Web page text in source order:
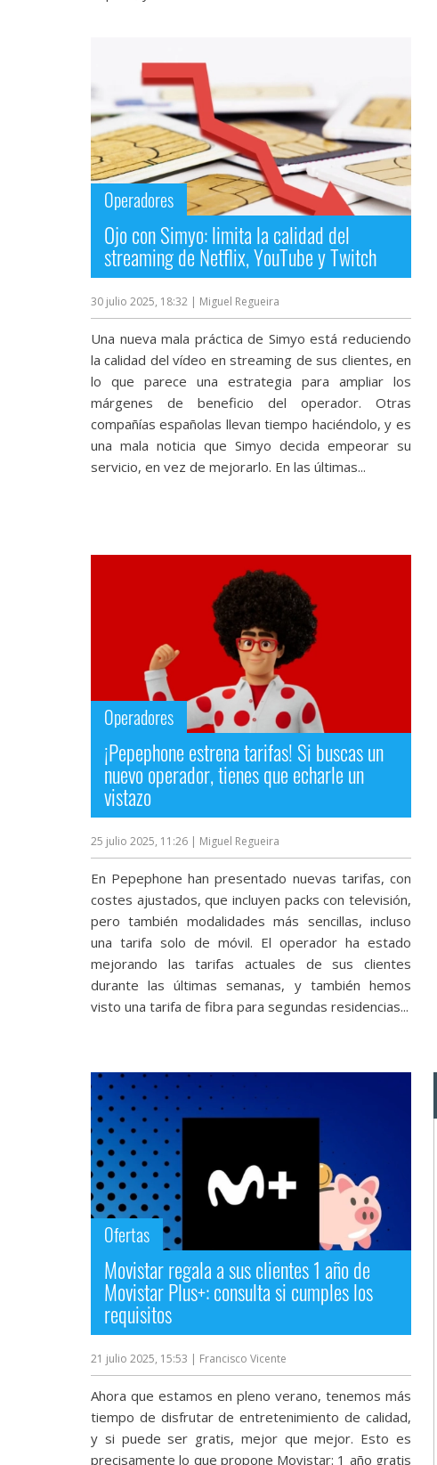
comparativas,
Operadores
Ojo con Simyo: limita la calidad del
streaming de Netflix, YouTube y Twitch
30 julio 2025, 18:32 | Miguel Regueira
Una nueva mala práctica de Simyo está reduciendo
la calidad del vídeo en streaming de sus clientes, en
lo que parece una estrategia para ampliar los
márgenes de beneficio del operador. Otras
compañías españolas llevan tiempo haciéndolo, y es
una mala noticia que Simyo decida empeorar su
servicio, en vez de mejorarlo. En las últimas...
Operadores
¡Pepephone estrena tarifas! Si buscas un
nuevo operador, tienes que echarle un
vistazo
25 julio 2025, 11:26 | Miguel Regueira
En Pepephone han presentado nuevas tarifas, con
costes ajustados, que incluyen packs con televisión,
pero también modalidades más sencillas, incluso
una tarifa solo de móvil. El operador ha estado
mejorando las tarifas actuales de sus clientes
durante las últimas semanas, y también hemos
visto una tarifa de fibra para segundas residencias...
Ofertas
Movistar regala a sus clientes 1 año de
Movistar Plus+: consulta si cumples los
requisitos
21 julio 2025, 15:53 | Francisco Vicente
Ahora que estamos en pleno verano, tenemos más
tiempo de disfrutar de entretenimiento de calidad,
y si puede ser gratis, mejor que mejor. Esto es
precisamente lo que propone Movistar: 1 año gratis